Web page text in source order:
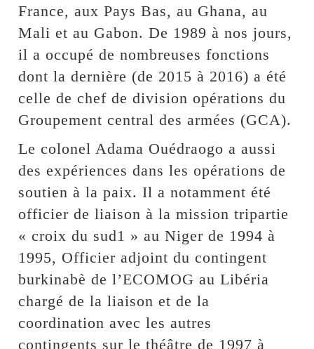
France, aux Pays Bas, au Ghana, au
Mali et au Gabon. De 1989 à nos jours,
il a occupé de nombreuses fonctions
dont la dernière (de 2015 à 2016) a été
celle de chef de division opérations du
Groupement central des armées (GCA).
Le colonel Adama Ouédraogo a aussi
des expériences dans les opérations de
soutien à la paix. Il a notamment été
officier de liaison à la mission tripartie
« croix du sud1 » au Niger de 1994 à
1995, Officier adjoint du contingent
burkinabè de l’ECOMOG au Libéria
chargé de la liaison et de la
coordination avec les autres
contingents sur le théâtre de 1997 à